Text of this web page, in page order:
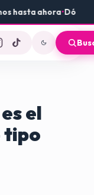
hasta ahora•Dónde
el
tipo